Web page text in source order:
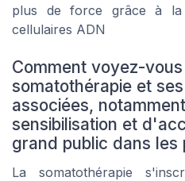
plus de force grâce à la
cellulaires ADN
Comment voyez-
somatothérapie et
associées,
sensibilisation et
grand public dans les
La somatothérapie